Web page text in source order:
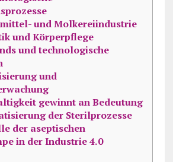
und Molkereiindustrie
und Körperpflege
und technologische
und
gewinnt an Bedeutung
der Sterilprozesse
der aseptischen
in der Industrie 4.0